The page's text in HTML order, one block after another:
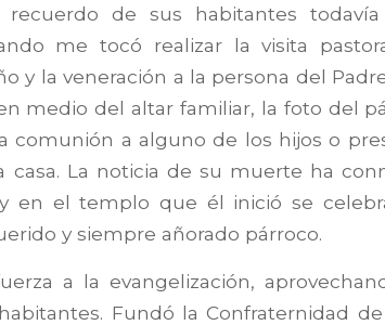
de sus habitantes
me tocó realizar la visita
y la veneración a la persona del
medio del altar familiar, la foto del
comunión a alguno de los hijos o
casa. La noticia de su muerte ha
en el templo que él inició se
y siempre añorado párroco.
a la evangelización,
Fundó la Confraternidad